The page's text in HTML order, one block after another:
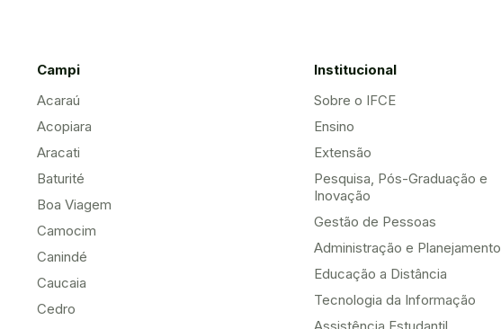
Campi
Acaraú
Acopiara
Aracati
Baturité
Boa Viagem
Camocim
Canindé
Caucaia
Cedro
Institucional
Sobre o IFCE
Ensino
Extensão
Pesquisa, Pós-Graduação e
Inovação
Gestão de Pessoas
Administração e Planejamento
Educação a Distância
Tecnologia da Informação